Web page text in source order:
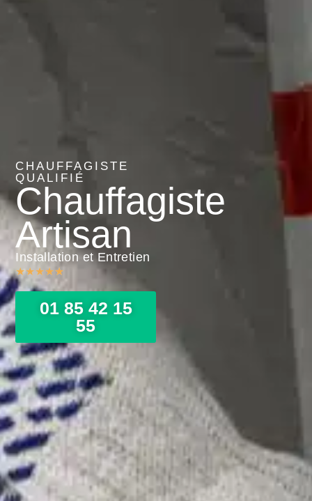
CHAUFFAGISTE
QUALIFIÉ
Chauffagiste
Artisan
Installation et Entretien
★★★★★
01 85 42 15
55